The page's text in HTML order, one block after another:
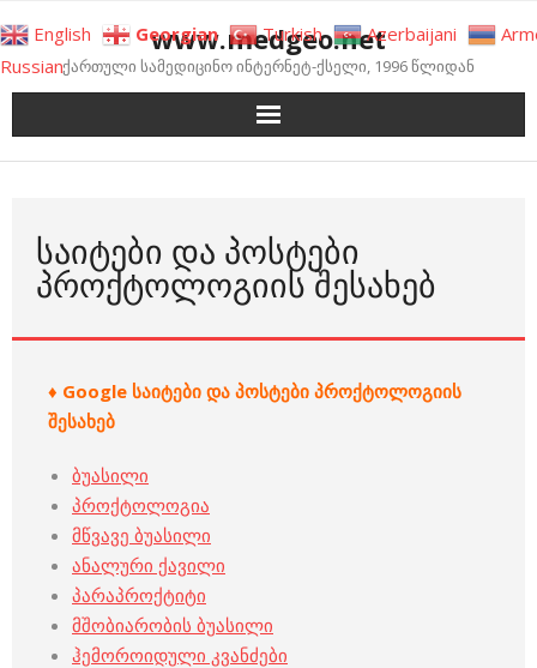
to
content
www.medgeo.net
ქართული სამედიცინო ინტერნეტ-ქსელი, 1996 წლიდან
ᲡᲐᲘᲢᲔᲑᲘ ᲓᲐ ᲞᲝᲡᲢᲔᲑᲘ
ᲞᲠᲝᲥᲢᲝᲚᲝᲒᲘᲘᲡ ᲨᲔᲡᲐᲮᲔᲑ
♦ Google საიტები და პოსტები პროქტოლოგიის
შესახებ
ბუასილი
პროქტოლოგია
მწვავე ბუასილი
ანალური ქავილი
პარაპროქტიტი
მშობიარობის ბუასილი
ჰემოროიდული კვანძები
English Georgian Turkish Azerbaijani
Russian